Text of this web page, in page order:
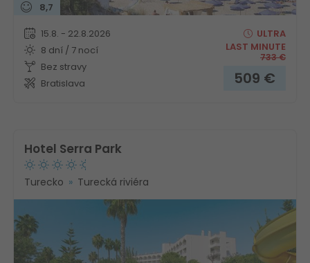
8,7
15.8. - 22.8.2026
8 dní / 7 nocí
Bez stravy
Bratislava
ULTRA
LAST MINUTE
733€
509 €
Hotel Serra Park
Turecko Turecká riviéra